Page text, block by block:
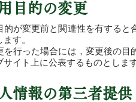
目的の変更
的が変更前と関連性を有する
す。
を行った場合には，変更後の目
サイト上に公表するものとします
情報の第三者提供